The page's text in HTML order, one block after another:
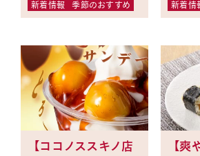
新着情報 季節のおすすめ 新着情
【ココノススキノ店
【爽